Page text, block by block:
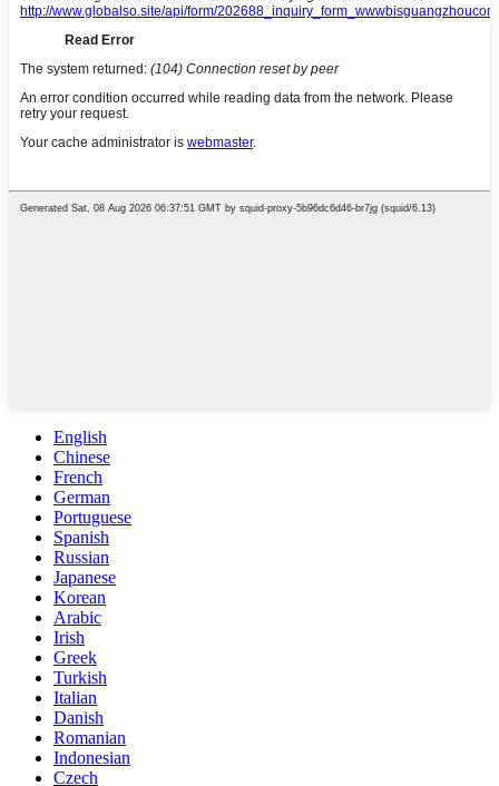
English
Chinese
French
German
Portuguese
Spanish
Russian
Japanese
Korean
Arabic
Irish
Greek
Turkish
Italian
Danish
Romanian
Indonesian
Czech